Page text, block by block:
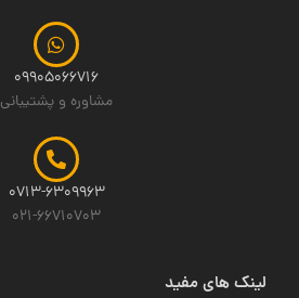
09905066716
مشاوره و پشتیبانی
0713-6309963
021-66710703
لینک های مفید